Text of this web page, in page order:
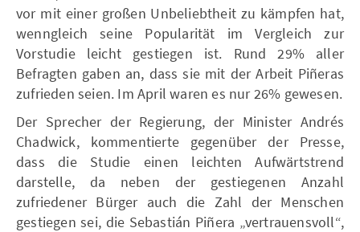
vor mit einer großen Unbeliebtheit zu kämpfen hat,
wenngleich seine Popularität im Vergleich zur
Vorstudie leicht gestiegen ist. Rund 29% aller
Befragten gaben an, dass sie mit der Arbeit Piñeras
zufrieden seien. Im April waren es nur 26% gewesen.
Der Sprecher der Regierung, der Minister Andrés
Chadwick, kommentierte gegenüber der Presse,
dass die Studie einen leichten Aufwärtstrend
darstelle, da neben der gestiegenen Anzahl
zufriedener Bürger auch die Zahl der Menschen
gestiegen sei, die Sebastián Piñera „vertrauensvoll“,